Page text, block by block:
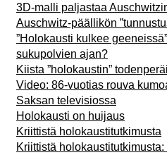
3D-malli paljastaa
Auschwitz-päällikön
”Holokausti kulkee
sukupolvien ajan?
Kiista ”holokaustin”
Video: 86-vuotias rouva
Saksan televisiossa
Holokausti on huijaus
Kriittistä holokaustitutkimusta
Kriittistä